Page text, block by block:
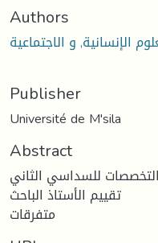
Authors
الإنسانية, و الاجتماعية
Publisher
Université de M'sila
Abstract
للسداسي الثاني
تقييم الأستاذ الباحث
متفرقات